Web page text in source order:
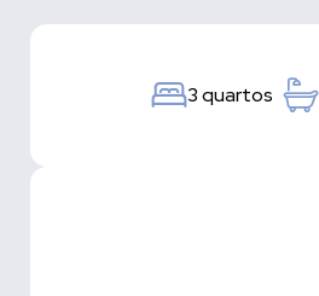
3 quartos